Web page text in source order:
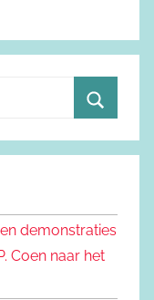
o
e
n
demonstraties
Coen naar het